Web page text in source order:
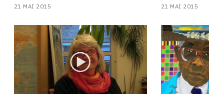
21 MAI 2015 21 MAI 2015